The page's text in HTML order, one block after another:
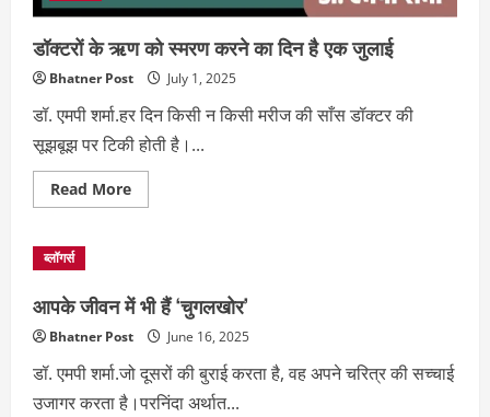
डॉक्टरों के ऋण को स्मरण करने का दिन है एक जुलाई
Bhatner Post July 1, 2025
डॉ. एमपी शर्मा.हर दिन किसी न किसी मरीज की साँस डॉक्टर की
सूझबूझ पर टिकी होती है।...
Read MoreRead
more
स्मरण
करने
दिन
एक
जुलाई
ब्लॉगर्स
आपके जीवन में भी हैं ‘चुगलखोर’
Bhatner Post June 16, 2025
डॉ. एमपी शर्मा.जो दूसरों की बुराई करता है, वह अपने चरित्र की सच्चाई
उजागर करता है।परनिंदा अर्थात...